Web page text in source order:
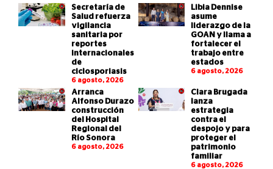
Secretaría de
Salud refuerza
vigilancia
sanitaria por
reportes
internacionales
de
ciclosporiasis
6 agosto, 2026
Libia Dennise
asume
liderazgo de la
GOAN y llama a
fortalecer el
trabajo entre
estados
6 agosto, 2026
Arranca
Alfonso Durazo
construcción
del Hospital
Regional del
Río Sonora
6 agosto, 2026
Clara Brugada
lanza
estrategia
contra el
despojo y para
proteger el
patrimonio
familiar
6 agosto, 2026